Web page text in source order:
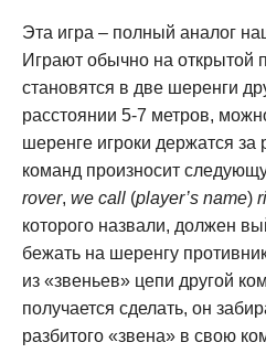
Эта игра – полный аналог
Играют обычно на открытой
становятся в две шеренги
расстоянии 5-7 метров,
шеренге игроки держатся за
команд произносит
rover, we call (player’s name)
которого назвали, должен
бежать на шеренгу
из «звеньев» цепи другой
получается сделать, он
разбитого «звена» в свою